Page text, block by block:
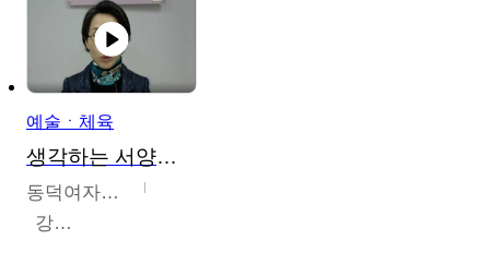
예술ㆍ체육
생각하는 서양미술의 이해
동덕여자대학교
강수미